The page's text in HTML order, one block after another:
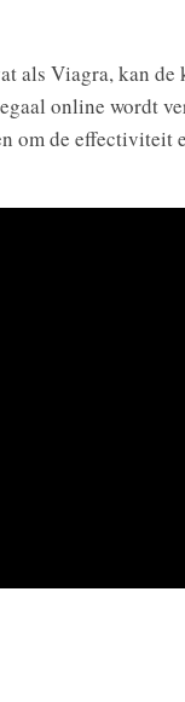
als Viagra, kan
online wordt
om de effectiviteit